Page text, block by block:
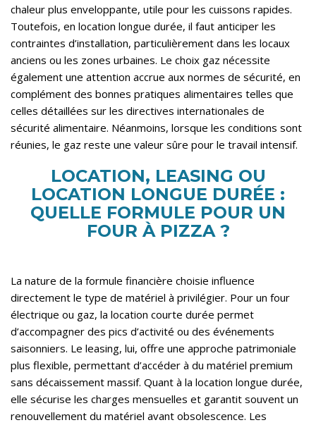
chaleur plus enveloppante, utile pour les cuissons rapides.
Toutefois, en location longue durée, il faut anticiper les
contraintes d’installation, particulièrement dans les locaux
anciens ou les zones urbaines. Le choix gaz nécessite
également une attention accrue aux normes de sécurité, en
complément des bonnes pratiques alimentaires telles que
celles détaillées sur les directives internationales de
sécurité alimentaire. Néanmoins, lorsque les conditions sont
réunies, le gaz reste une valeur sûre pour le travail intensif.
LOCATION, LEASING OU
LOCATION LONGUE DURÉE :
QUELLE FORMULE POUR UN
FOUR À PIZZA ?
La nature de la formule financière choisie influence
directement le type de matériel à privilégier. Pour un four
électrique ou gaz, la location courte durée permet
d’accompagner des pics d’activité ou des événements
saisonniers. Le leasing, lui, offre une approche patrimoniale
plus flexible, permettant d’accéder à du matériel premium
sans décaissement massif. Quant à la location longue durée,
elle sécurise les charges mensuelles et garantit souvent un
renouvellement du matériel avant obsolescence. Les